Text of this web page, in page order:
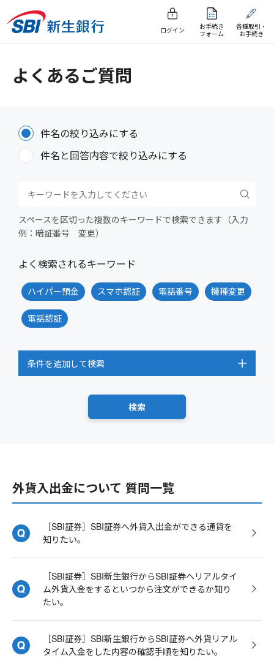
ログイン
お手続き
フォーム
各種取引・
お手続き
よくあるご質問
件名の絞り込みにする
件名と回答内容で絞り込みにする
スペースを区切った複数のキーワードで検索できます（入力
例：暗証番号 変更）
よく検索されるキーワード
ハイパー預金 スマホ認証 電話番号 機種変更
電話認証
条件を追加して検索
外貨入出金について 質問一覧
［SBI証券］SBI証券へ外貨入出金ができる通貨を
知りたい。
［SBI証券］SBI新生銀行からSBI証券へリアルタイ
ム外貨入金をするといつから注文ができるか知り
たい。
［SBI証券］SBI新生銀行からSBI証券へ外貨リアル
タイム入金をした内容の確認手順を知りたい。